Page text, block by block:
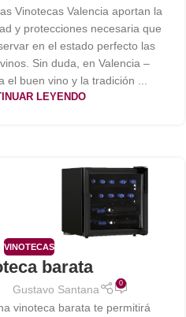
Vinotecas Valencia aportan la
y protecciones necesaria que
en el estado perfecto las
Sin duda, en Valencia –
el buen vino y la tradición ...
LEYENDO
VINOTECAS
barata
Gustavo Santana 0
vinoteca barata te permitirá